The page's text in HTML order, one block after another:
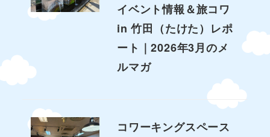
イベント情報＆旅コワ
in 竹田（たけた）レポ
ート｜2026年3月のメ
ルマガ
コワーキングスペース